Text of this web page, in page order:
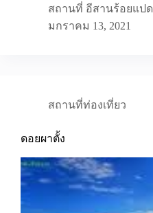
สถานที่ อีสานร้อยแปด
มกราคม 13, 2021
สถานที่ท่องเที่ยว
ดอยผาตั้ง